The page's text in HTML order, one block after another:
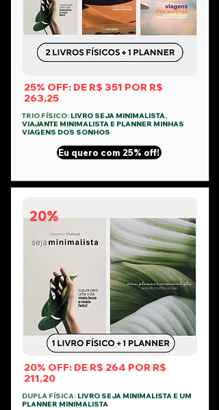
25% OFF: DE R$ 351 POR R$
263,25
TRIO FÍSICO:LIVRO SEJA MINIMALISTA,
VIAJANTE MINIMALISTA E PLANNER MINHAS
VIAGENS DOS SONHOS
Eu quero com 25% off!
20%
20% OFF: DE R$ 264 POR R$
211,20
DUPLA FÍSICA:LIVRO SEJA MINIMALISTA E UM
PLANNER MINIMALISTA